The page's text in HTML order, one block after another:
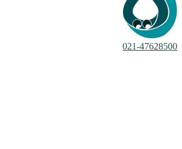
021-47628500